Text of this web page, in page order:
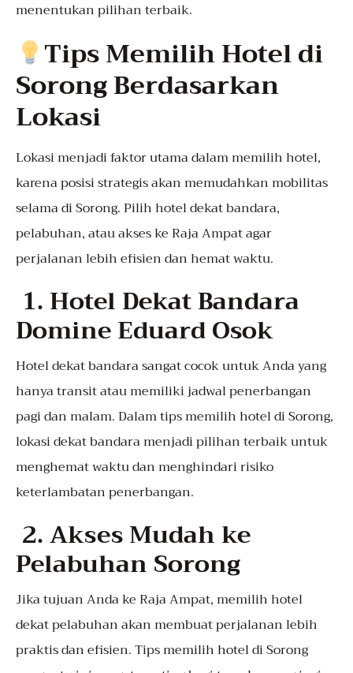
menentukan pilihan terbaik.
Tips Memilih Hotel di
Sorong Berdasarkan
Lokasi
Lokasi menjadi faktor utama dalam memilih hotel,
karena posisi strategis akan memudahkan mobilitas
selama di Sorong. Pilih hotel dekat bandara,
pelabuhan, atau akses ke Raja Ampat agar
perjalanan lebih efisien dan hemat waktu.
1. Hotel Dekat Bandara
Domine Eduard Osok
Hotel dekat bandara sangat cocok untuk Anda yang
hanya transit atau memiliki jadwal penerbangan
pagi dan malam. Dalam tips memilih hotel di Sorong,
lokasi dekat bandara menjadi pilihan terbaik untuk
menghemat waktu dan menghindari risiko
keterlambatan penerbangan.
2. Akses Mudah ke
Pelabuhan Sorong
Jika tujuan Anda ke Raja Ampat, memilih hotel
dekat pelabuhan akan membuat perjalanan lebih
praktis dan efisien. Tips memilih hotel di Sorong